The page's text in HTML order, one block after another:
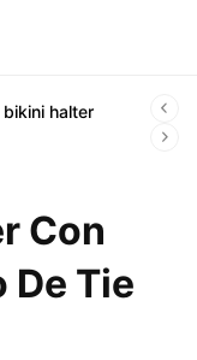
bikini halter
Con
De Tie